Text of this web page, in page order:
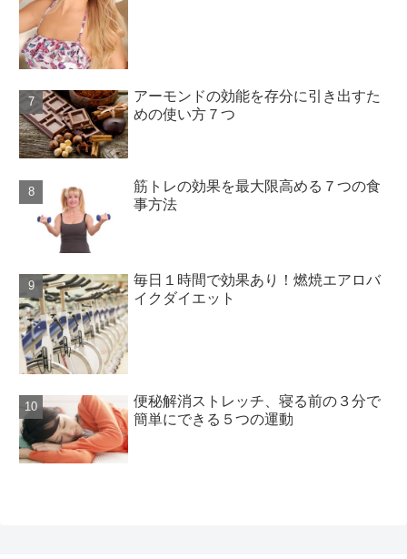
アーモンドの効能を存分に引き出すた
めの使い方７つ
筋トレの効果を最大限高める７つの食
事方法
毎日１時間で効果あり！燃焼エアロバ
イクダイエット
便秘解消ストレッチ、寝る前の３分で
簡単にできる５つの運動